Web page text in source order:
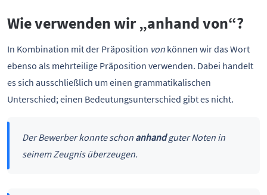
Wie verwenden wir „anhand von“?
In Kombination mit der Präposition von können wir das Wort
ebenso als mehrteilige Präposition verwenden. Dabei handelt
es sich ausschließlich um einen grammatikalischen
Unterschied; einen Bedeutungsunterschied gibt es nicht.
Der Bewerber konnte schon anhandguter Noten in
seinem Zeugnis überzeugen.